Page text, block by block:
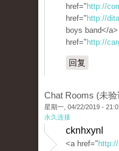
href=" http://
href=" http://
boys band</
href=" http://
回复
Chat Rooms (未验
星期一, 04/22/2019 -
永久连接
cknhxynl
<a href="